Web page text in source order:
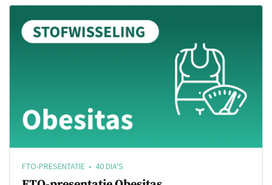
FTO-PRESENTATIE • 40 DIA'S